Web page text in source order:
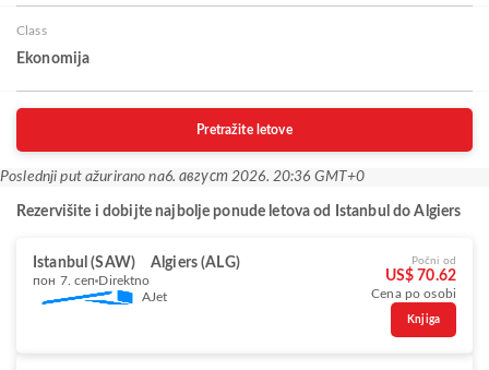
Class
Ekonomija
Pretražite letove
Poslednji put ažurirano na6. август 2026. 20:36 GMT+0
Rezervišite i dobijte najbolje ponude letova od Istanbul do Algiers
Istanbul (SAW) Algiers (ALG)
пон 7. сеп Direktno
AJet
Počni od
US$ 70.62
Cena po osobi
Knjiga